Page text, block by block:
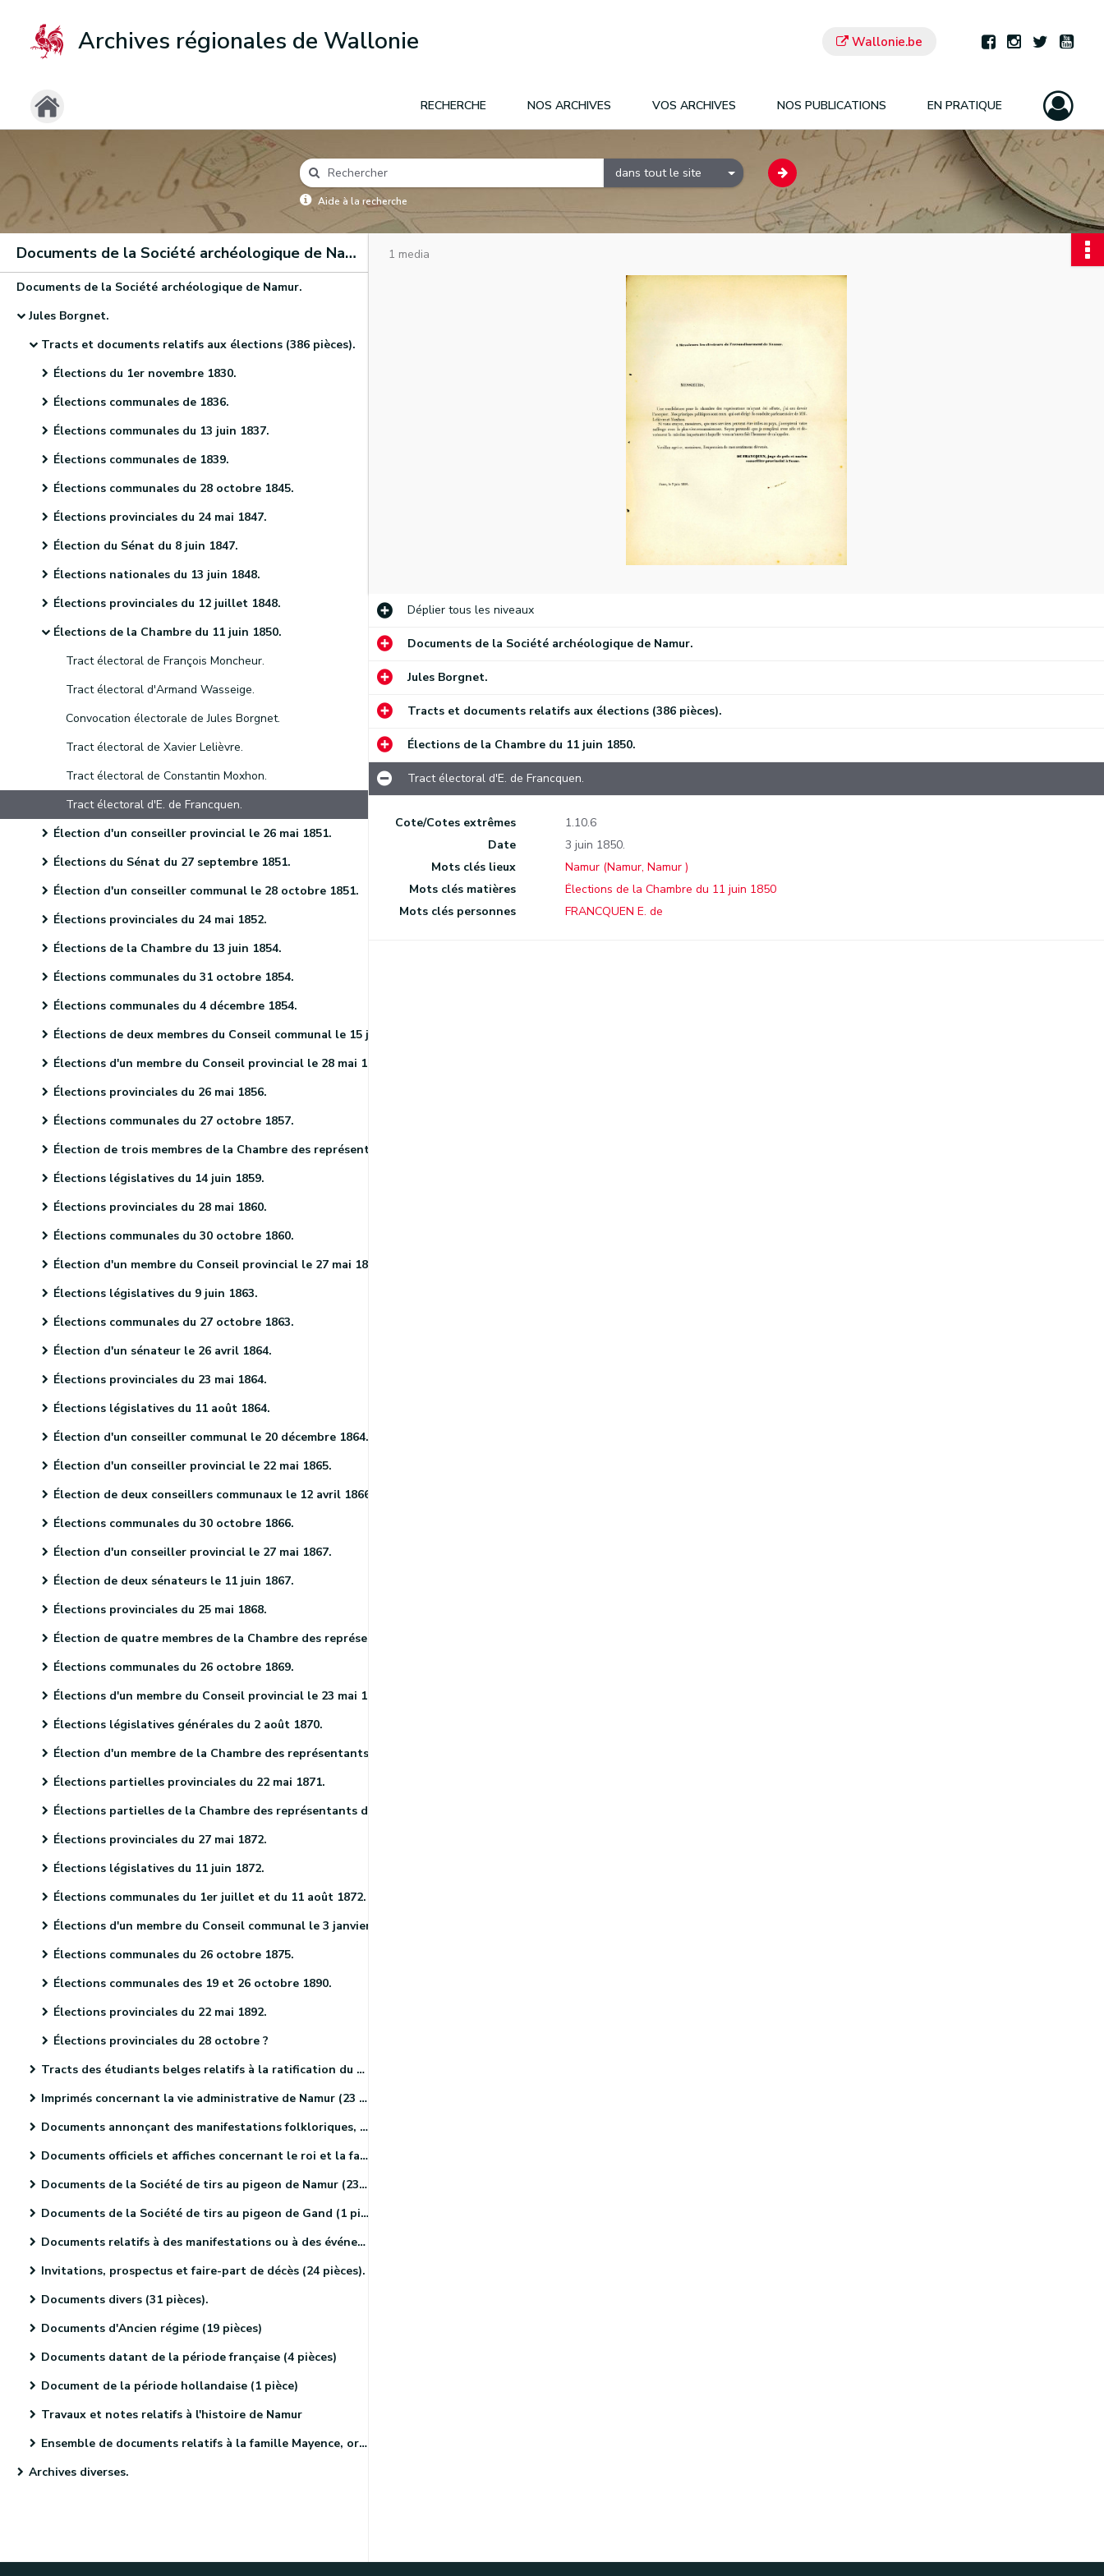
Archives régionales de Wallonie Wallonie.be
RECHERCHE NOS ARCHIVES VOS ARCHIVES NOS PUBLICATIONS EN PRATIQUE
dans tout le site
Aide à la recherche
Documents de la Société archéologique de Namur
Documents de la Société archéologique de Namur.
Jules Borgnet.
Tracts et documents relatifs aux élections (386 pièces).
Élections du 1er novembre 1830.
Élections communales de 1836.
Élections communales du 13 juin 1837.
Élections communales de 1839.
Élections communales du 28 octobre 1845.
Élections provinciales du 24 mai 1847.
Élection du Sénat du 8 juin 1847.
Élections nationales du 13 juin 1848.
Élections provinciales du 12 juillet 1848.
Élections de la Chambre du 11 juin 1850.
Tract électoral de François Moncheur.
Tract électoral d'Armand Wasseige.
Convocation électorale de Jules Borgnet.
Tract électoral de Xavier Lelièvre.
Tract électoral de Constantin Moxhon.
Tract électoral d'E. de Francquen.
Élection d'un conseiller provincial le 26 mai 1851.
Élections du Sénat du 27 septembre 1851.
Élection d'un conseiller communal le 28 octobre 1851.
Élections provinciales du 24 mai 1852.
Élections de la Chambre du 13 juin 1854.
Élections communales du 31 octobre 1854.
Élections communales du 4 décembre 1854.
Élections de deux membres du Conseil communal le 15 janvier 1855.
Élections d'un membre du Conseil provincial le 28 mai 1855.
Élections provinciales du 26 mai 1856.
Élections communales du 27 octobre 1857.
Élection de trois membres de la Chambre des représentants le 10 décembre 1857.
Élections législatives du 14 juin 1859.
Élections provinciales du 28 mai 1860.
Élections communales du 30 octobre 1860.
Élection d'un membre du Conseil provincial le 27 mai 1861.
Élections législatives du 9 juin 1863.
Élections communales du 27 octobre 1863.
Élection d'un sénateur le 26 avril 1864.
Élections provinciales du 23 mai 1864.
Élections législatives du 11 août 1864.
Élection d'un conseiller communal le 20 décembre 1864.
Élection d'un conseiller provincial le 22 mai 1865.
Élection de deux conseillers communaux le 12 avril 1866.
Élections communales du 30 octobre 1866.
Élection d'un conseiller provincial le 27 mai 1867.
Élection de deux sénateurs le 11 juin 1867.
Élections provinciales du 25 mai 1868.
Élection de quatre membres de la Chambre des représentants le 9 juin 1868.
Élections communales du 26 octobre 1869.
Élections d'un membre du Conseil provincial le 23 mai 1870.
Élections législatives générales du 2 août 1870.
Élection d'un membre de la Chambre des représentants le 29 septembre 1870.
Élections partielles provinciales du 22 mai 1871.
Élections partielles de la Chambre des représentants du 27 décembre 1871.
Élections provinciales du 27 mai 1872.
Élections législatives du 11 juin 1872.
Élections communales du 1er juillet et du 11 août 1872.
Élections d'un membre du Conseil communal le 3 janvier 1873.
Élections communales du 26 octobre 1875.
Élections communales des 19 et 26 octobre 1890.
Élections provinciales du 22 mai 1892.
Élections provinciales du 28 octobre ?
Tracts des étudiants belges relatifs à la ratification du Traité des XXIV articles (4 pièces).
Imprimés concernant la vie administrative de Namur (23 pièces).
Documents annonçant des manifestations folkloriques, culturelles et sportives. (46 pièces)
Documents officiels et affiches concernant le roi et la famille royale (18 pièces)
Documents de la Société de tirs au pigeon de Namur (23 pièces)
Documents de la Société de tirs au pigeon de Gand (1 pièce).
Documents relatifs à des manifestations ou à des événements religieux (41 pièces)
Invitations, prospectus et faire-part de décès (24 pièces).
Documents divers (31 pièces).
Documents d'Ancien régime (19 pièces)
Documents datant de la période française (4 pièces)
Document de la période hollandaise (1 pièce)
Travaux et notes relatifs à l'histoire de Namur
Ensemble de documents relatifs à la famille Mayence, originaire de Metz (4 pièces)
Archives diverses.
1 media
Dépliertous les niveaux
Documents de la Société archéologique de Namur.
Jules Borgnet.
Tracts et documents relatifs aux élections (386 pièces).
Élections de la Chambre du 11 juin 1850.
Tract électoral d'E. de Francquen.
Cote/Cotes extrêmes
1.10.6
Date
3 juin 1850.
Mots clés lieux
Namur (Namur, Namur )
Mots clés matières
Élections de la Chambre du 11 juin 1850
Mots clés personnes
FRANCQUEN E. de